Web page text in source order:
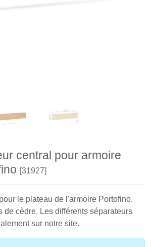
central pour armoire
[31927]
le plateau de l'armoire Portofino.
de cèdre. Les différents séparateurs
sur notre site.